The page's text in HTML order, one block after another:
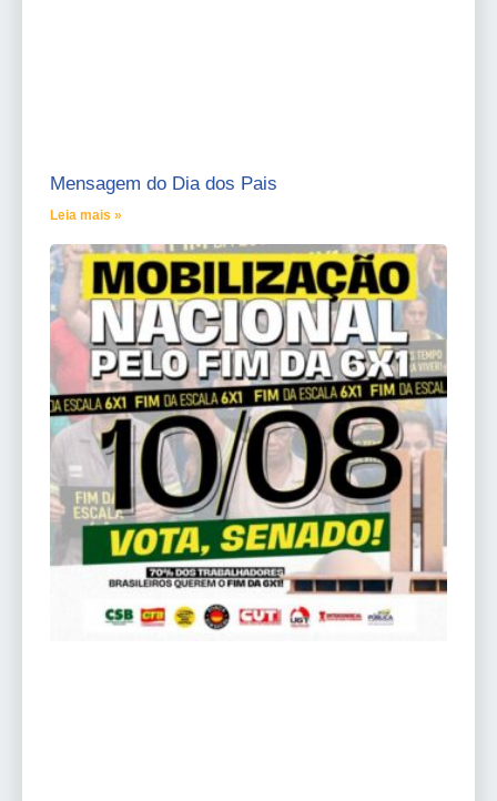
Mensagem do Dia dos Pais
Leia mais »